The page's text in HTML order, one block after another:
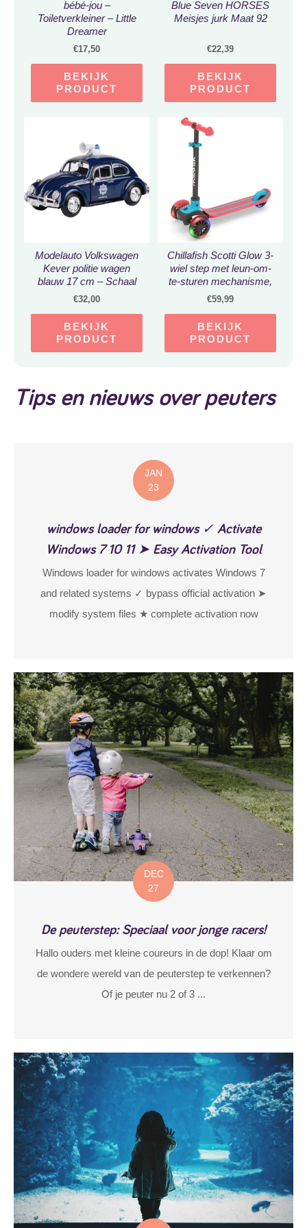
bébé-jou –
Toiletverkleiner – Little
Dreamer
€17,50
BEKIJK
PRODUCT
Blue Seven HORSES
Meisjes jurk Maat 92
€22,39
BEKIJK
PRODUCT
Modelauto Volkswagen
Kever politie wagen
blauw 17 cm – Schaal
1:24 – Speelgoedauto –
€32,00
BEKIJK
PRODUCT
Chillafish Scotti Glow 3-
wiel step met leun-om-
te-sturen mechanisme,
oplichtende wielen,
geïntegreerde rem,
verstelbare stuurstang,
€59,99
BEKIJK
PRODUCT
Tips en nieuws over peuters
JAN
23
windows loader for windows ✓ Activate
Windows 7 10 11 ➤ Easy Activation Tool
Windows loader for windows activates Windows 7
and related systems ✓ bypass official activation ➤
modify system files ★ complete activation now
DEC
27
De peuterstep: Speciaal voor jonge racers!
Hallo ouders met kleine coureurs in de dop! Klaar om
de wondere wereld van de peuterstep te verkennen?
Of je peuter nu 2 of 3 ...